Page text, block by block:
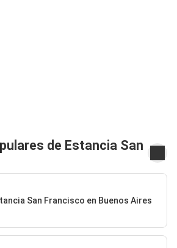
de Estancia San
San Francisco en Buenos Aires